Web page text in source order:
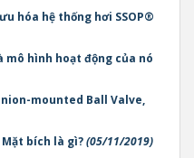
hóa hệ thống hơi SSOP®
mô hình hoạt động của nó
mounted Ball Valve,
bích là gì?(05/11/2019)